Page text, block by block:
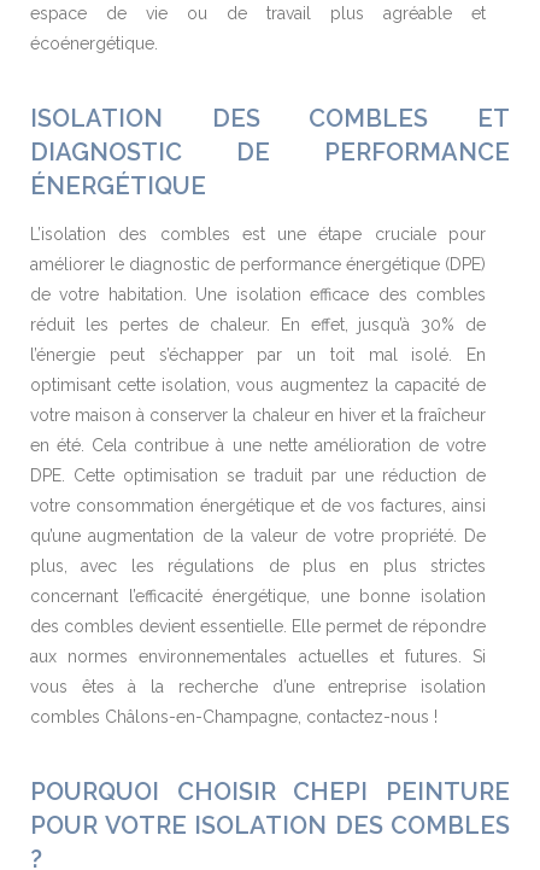
espace de vie ou de travail plus agréable et
écoénergétique.
ISOLATION DES COMBLES ET
DIAGNOSTIC DE PERFORMANCE
ÉNERGÉTIQUE
L’isolation des combles est une étape cruciale pour
améliorer le diagnostic de performance énergétique (DPE)
de votre habitation. Une isolation efficace des combles
réduit les pertes de chaleur. En effet, jusqu’à 30% de
l’énergie peut s’échapper par un toit mal isolé. En
optimisant cette isolation, vous augmentez la capacité de
votre maison à conserver la chaleur en hiver et la fraîcheur
en été. Cela contribue à une nette amélioration de votre
DPE. Cette optimisation se traduit par une réduction de
votre consommation énergétique et de vos factures, ainsi
qu’une augmentation de la valeur de votre propriété. De
plus, avec les régulations de plus en plus strictes
concernant l’efficacité énergétique, une bonne isolation
des combles devient essentielle. Elle permet de répondre
aux normes environnementales actuelles et futures. Si
vous êtes à la recherche d’une entreprise isolation
combles Châlons-en-Champagne, contactez-nous !
POURQUOI CHOISIR CHEPI PEINTURE
POUR VOTRE ISOLATION DES COMBLES
?